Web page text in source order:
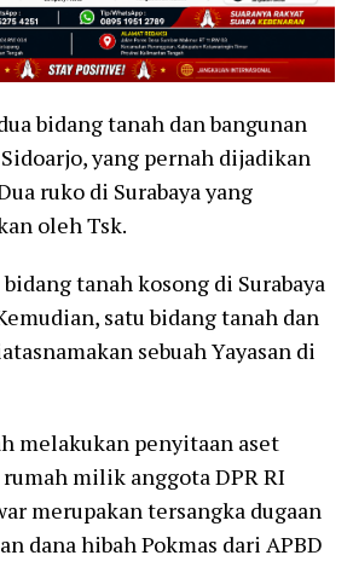
bidang tanah dan bangunan
yang pernah dijadikan
ruko di Surabaya yang
oleh Tsk.
tanah kosong di Surabaya
satu bidang tanah dan
sebuah Yayasan di
melakukan penyitaan aset
milik anggota DPR RI
merupakan tersangka dugaan
dana hibah Pokmas dari APBD